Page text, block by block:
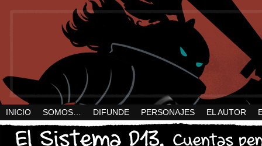
INICIO SOMOS… DIFUNDE PERSONAJES EL AUTOR